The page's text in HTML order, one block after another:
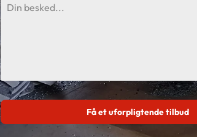
Få et uforpligtende tilbud